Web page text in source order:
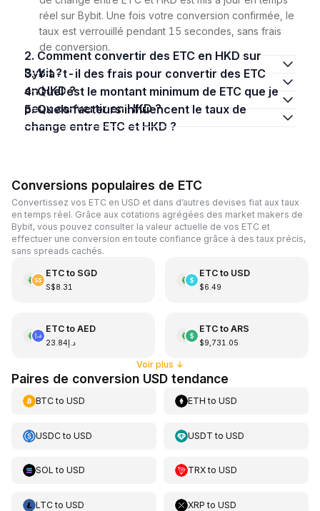
réel sur Bybit. Une fois votre conversion confirmée, le
taux est verrouillé pendant 15 secondes, sans frais
de conversion.
2. Comment convertir des ETC en HKD sur
Bybit ?
3. Y a-t-il des frais pour convertir des ETC
en HKD ?
4. Quel est le montant minimum de ETC que je
peux convertir en HKD ?
5. Quels facteurs influencent le taux de
change entre ETC et HKD ?
Conversions populaires de ETC
Convertissez vos ETC en USD et dans d’autres devises fiat aux taux
en temps réel. Grâce aux cotations agrégées des market makers de
Bybit, vous pouvez consulter la valeur actuelle de vos ETC et
effectuer une conversion en toute confiance grâce à des taux précis,
sans spreads cachés.
ETCto SGD
S$8.31
ETCto USD
$6.49
ETCto AED
د.إ23.84
ETCto ARS
$9,731.05
Voir plus ↓
Paires de conversion USD tendance
BTCto USD ETH toUSD
USDCto USD USDT toUSD
SOL to USD TRXtoUSD
LTCto USD XRP toUSD